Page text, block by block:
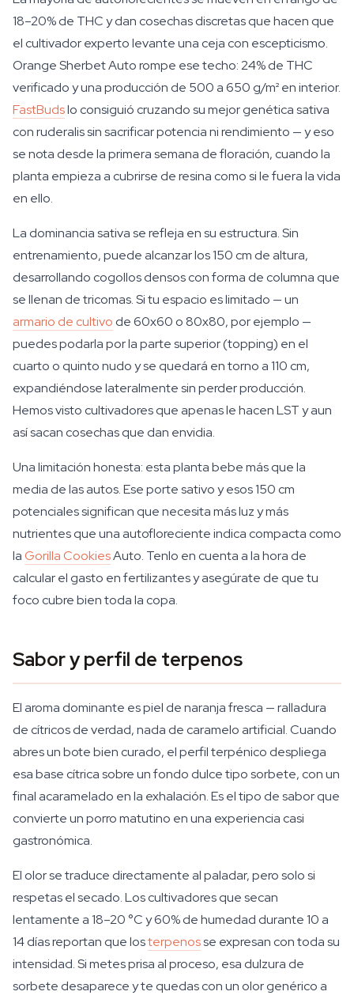
18–20% de THC y dan cosechas discretas que hacen que
el cultivador experto levante una ceja con escepticismo.
Orange Sherbet Auto rompe ese techo: 24% de THC
verificado y una producción de 500 a 650 g/m² en interior.
FastBudslo consiguió cruzando su mejor genética sativa
con ruderalis sin sacrificar potencia ni rendimiento — y eso
se nota desde la primera semana de floración, cuando la
planta empieza a cubrirse de resina como si le fuera la vida
en ello.
La dominancia sativa se refleja en su estructura. Sin
entrenamiento, puede alcanzar los 150 cm de altura,
desarrollando cogollos densos con forma de columna que
se llenan de tricomas. Si tu espacio es limitado — un
armario de cultivo de 60x60 o 80x80, por ejemplo —
puedes podarla por la parte superior (topping) en el
cuarto o quinto nudo y se quedará en torno a 110 cm,
expandiéndose lateralmente sin perder producción.
Hemos visto cultivadores que apenas le hacen LST y aun
así sacan cosechas que dan envidia.
Una limitación honesta: esta planta bebe más que la
media de las autos. Ese porte sativo y esos 150 cm
potenciales significan que necesita más luz y más
nutrientes que una autofloreciente indica compacta como
laGorilla CookiesAuto. Tenlo en cuenta a la hora de
calcular el gasto en fertilizantes y asegúrate de que tu
foco cubre bien toda la copa.
Sabor y perfil de terpenos
El aroma dominante es piel de naranja fresca — ralladura
de cítricos de verdad, nada de caramelo artificial. Cuando
abres un bote bien curado, el perfil terpénico despliega
esa base cítrica sobre un fondo dulce tipo sorbete, con un
final acaramelado en la exhalación. Es el tipo de sabor que
convierte un porro matutino en una experiencia casi
gastronómica.
El olor se traduce directamente al paladar, pero solo si
respetas el secado. Los cultivadores que secan
lentamente a 18–20 °C y 60% de humedad durante 10 a
14 días reportan que losterpenosse expresan con toda su
intensidad. Si metes prisa al proceso, esa dulzura de
sorbete desaparece y te quedas con un olor genérico a